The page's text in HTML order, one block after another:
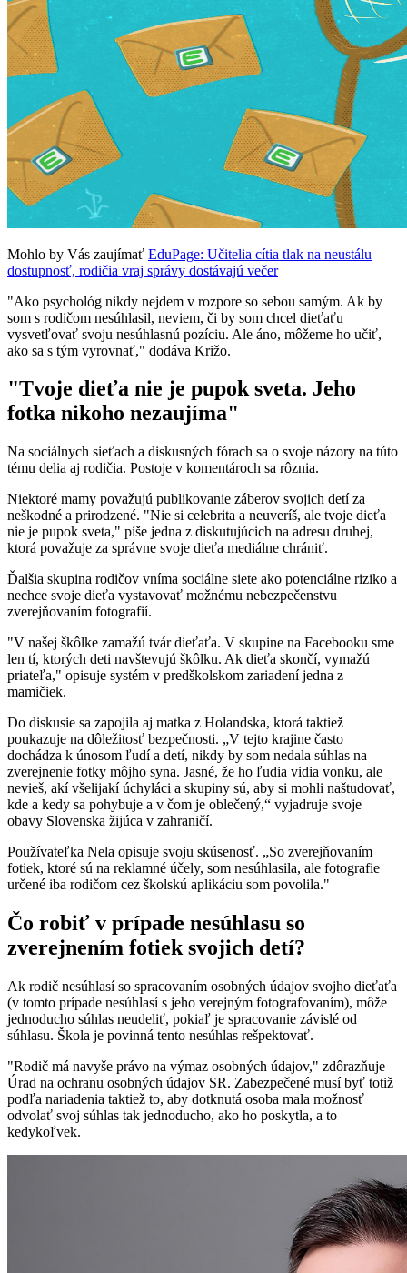
Mohlo by Vás zaujímať EduPage: Učitelia cítia tlak na neustálu
dostupnosť, rodičia vraj správy dostávajú večer
"Ako psychológ nikdy nejdem v rozpore so sebou samým. Ak by
som s rodičom nesúhlasil, neviem, či by som chcel dieťaťu
vysvetľovať svoju nesúhlasnú pozíciu. Ale áno, môžeme ho učiť,
ako sa s tým vyrovnať," dodáva Križo.
"Tvoje dieťa nie je pupok sveta. Jeho
fotka nikoho nezaujíma"
Na sociálnych sieťach a diskusných fórach sa o svoje názory na túto
tému delia aj rodičia. Postoje v komentároch sa rôznia.
Niektoré mamy považujú publikovanie záberov svojich detí za
neškodné a prirodzené. "Nie si celebrita a neuveríš, ale tvoje dieťa
nie je pupok sveta," píše jedna z diskutujúcich na adresu druhej,
ktorá považuje za správne svoje dieťa mediálne chrániť.
Ďalšia skupina rodičov vníma sociálne siete ako potenciálne riziko a
nechce svoje dieťa vystavovať možnému nebezpečenstvu
zverejňovaním fotografií.
"V našej škôlke zamažú tvár dieťaťa. V skupine na Facebooku sme
len tí, ktorých deti navštevujú škôlku. Ak dieťa skončí, vymažú
priateľa," opisuje systém v predškolskom zariadení jedna z
mamičiek.
Do diskusie sa zapojila aj matka z Holandska, ktorá taktiež
poukazuje na dôležitosť bezpečnosti. „V tejto krajine často
dochádza k únosom ľudí a detí, nikdy by som nedala súhlas na
zverejnenie fotky môjho syna. Jasné, že ho ľudia vidia vonku, ale
nevieš, akí všelijakí úchyláci a skupiny sú, aby si mohli naštudovať,
kde a kedy sa pohybuje a v čom je oblečený,“ vyjadruje svoje
obavy Slovenska žijúca v zahraničí.
Používateľka Nela opisuje svoju skúsenosť. „So zverejňovaním
fotiek, ktoré sú na reklamné účely, som nesúhlasila, ale fotografie
určené iba rodičom cez školskú aplikáciu som povolila."
Čo robiť v prípade nesúhlasu so
zverejnením fotiek svojich detí?
Ak rodič nesúhlasí so spracovaním osobných údajov svojho dieťaťa
(v tomto prípade nesúhlasí s jeho verejným fotografovaním), môže
jednoducho súhlas neudeliť, pokiaľ je spracovanie závislé od
súhlasu. Škola je povinná tento nesúhlas rešpektovať.
"Rodič má navyše právo na výmaz osobných údajov," zdôrazňuje
Úrad na ochranu osobných údajov SR. Zabezpečené musí byť totiž
podľa nariadenia taktiež to, aby dotknutá osoba mala možnosť
odvolať svoj súhlas tak jednoducho, ako ho poskytla, a to
kedykoľvek.